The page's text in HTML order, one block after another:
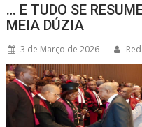
… E TUDO SE
MEIA DÚZIA
3 de Março de 2026